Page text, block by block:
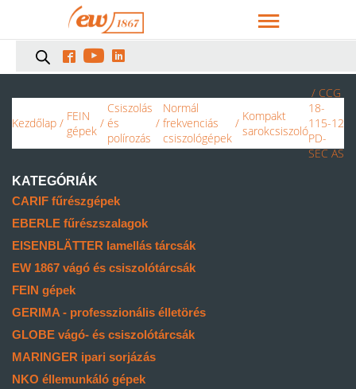
  
Kezdőlap / FEIN
gépek /
Csiszolás
és
polírozás
/
Normál
frekvenciás
csiszológépek
/ Kompakt
sarokcsiszoló
/ CCG
18-
115-12
PD-
SEC AS
KATEGÓRIÁK
CARIF fűrészgépek
EBERLE fűrészszalagok
EISENBLÄTTER lamellás tárcsák
EW 1867 vágó és csiszolótárcsák
FEIN gépek
GERIMA - professzionális élletörés
GLOBE vágó- és csiszolótárcsák
MARINGER ipari sorjázás
NKO éllemunkáló gépek